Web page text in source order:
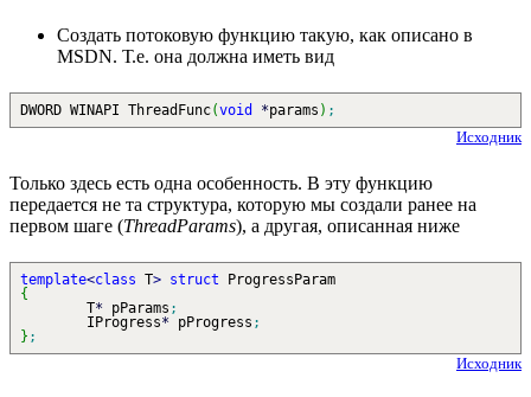
Создать потоковую функцию такую, как описано в
MSDN. Т.е. она должна иметь вид
DWORD WINAPI ThreadFunc(void *params ) ;
Исходник
Только здесь есть одна особенность. В эту функцию
передается не та структура, которую мы создали ранее на
первом шаге (ThreadParams), а другая, описанная ниже
template<class T> struct ProgressParam
{
T* pParams ;
IProgress* pProgress ;
} ;
Исходник